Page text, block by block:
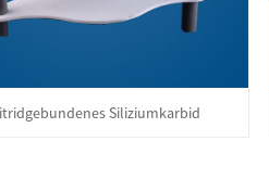
Siliziumkarbid